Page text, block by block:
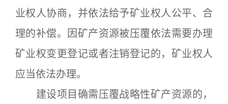
业权人协商，并依法给予矿业权人公平、合
理的补偿。因矿产资源被压覆依法需要办理
矿业权变更登记或者注销登记的，矿业权人
应当依法办理。
建设项目确需压覆战略性矿产资源的，